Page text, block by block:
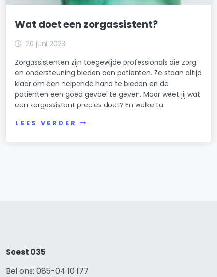
Wat doet een zorgassistent?
20 juni 2023
Zorgassistenten zijn toegewijde professionals die zorg
en ondersteuning bieden aan patiënten. Ze staan altijd
klaar om een helpende hand te bieden en de
patiënten een goed gevoel te geven. Maar weet jij wat
een zorgassistant precies doet? En welke ta
LEES VERDER
Soest 035
Bel ons: 085-04 10 177